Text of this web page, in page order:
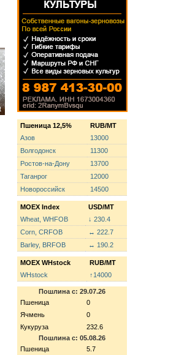
Пшеница 12,5%
RUB/MT
Азов
13000
Волгодонск
11300
Ростов-на-Дону
13700
Таганрог
12000
Новороссийск
14500
MOEX Index
USD/MT
Wheat, WHFOB
↓ 230.4
Corn, CRFOB
↔ 222.7
Barley, BRFOB
↔ 190.2
MOEX WHstock
RUB/MT
WHstock
↑14000
Пошлина с: 29.07.26
Пшеница
0
Ячмень
0
Кукуруза
232.6
Пошлина с: 05.08.26
Пшеница
5.7